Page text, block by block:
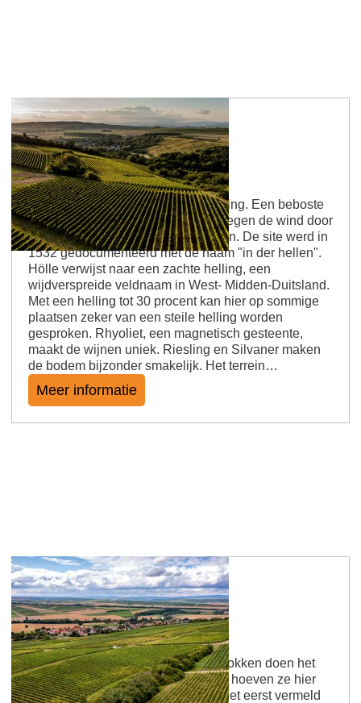
Siefersheimer Höllberg
Ryolite op een zachte tot steile helling. Een beboste
helling van de wijngaard, beschut tegen de wind door
de Siefersheimer Horn in het westen. De site werd in
1532 gedocumenteerd met de naam "in der hellen".
Hölle verwijst naar een zachte helling, een
wijdverspreide veldnaam in West- Midden-Duitsland.
Met een helling tot 30 procent kan hier op sommige
plaatsen zeker van een steile helling worden
gesproken. Rhyoliet, een magnetisch gesteente,
maakt de wijnen uniek. Riesling en Silvaner maken
de bodem bijzonder smakelijk. Het terrein…
Meer informatie
Sörgenlocher Moosberg
Wijk van wijnranken en mos Wijnstokken doen het
ook goed op droge grond. Maar dat hoeven ze hier
niet te doen. De plaats werd voor het eerst vermeld